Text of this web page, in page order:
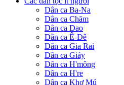
Dân ca Ba-Na
Dân ca Chăm
Dân ca Dao
Dân ca Ê-Đê
Dân ca Gia Rai
Dân ca Giáy
Dân ca H'mông
Dân ca H're
Dân ca Khơ Mú